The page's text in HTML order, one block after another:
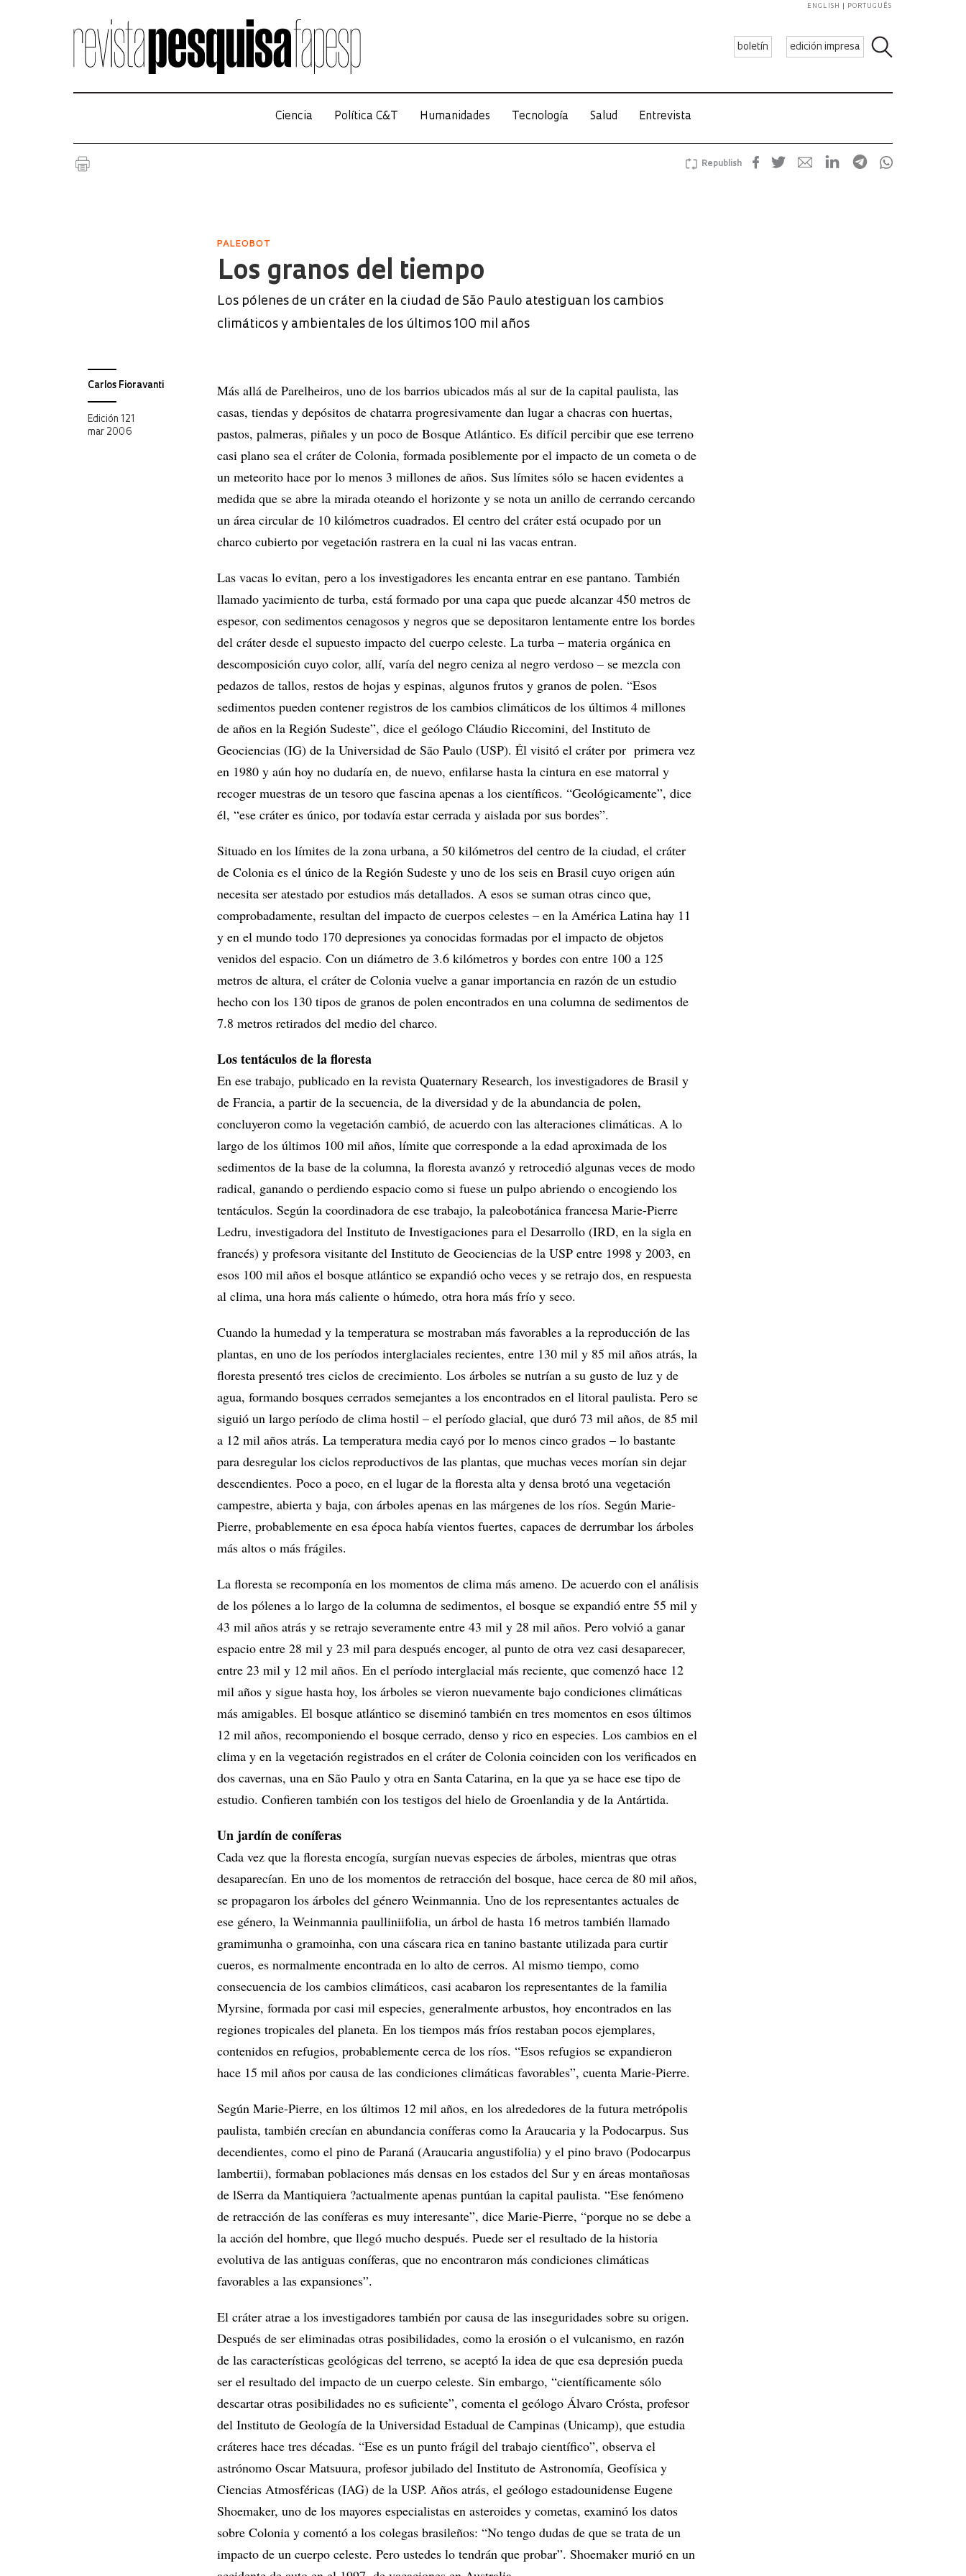
boletín edición impresa
ENGLISH PORTUGUÊS
Ciencia Política C&T Humanidades Tecnología Salud Entrevista
Republish
PALEOBOT
Los granos del tiempo
Los pólenes de un cráter en la ciudad de São Paulo atestiguan los cambios
climáticos y ambientales de los últimos 100 mil años
Carlos Fioravanti
Edición 121
mar 2006
Más allá de Parelheiros, uno de los barrios ubicados más al sur de la capital paulista, las
casas, tiendas y depósitos de chatarra progresivamente dan lugar a chacras con huertas,
pastos, palmeras, piñales y un poco de Bosque Atlántico. Es difícil percibir que ese terreno
casi plano sea el cráter de Colonia, formada posiblemente por el impacto de un cometa o de
un meteorito hace por lo menos 3 millones de años. Sus límites sólo se hacen evidentes a
medida que se abre la mirada oteando el horizonte y se nota un anillo de cerrando cercando
un área circular de 10 kilómetros cuadrados. El centro del cráter está ocupado por un
charco cubierto por vegetación rastrera en la cual ni las vacas entran.
Las vacas lo evitan, pero a los investigadores les encanta entrar en ese pantano. También
llamado yacimiento de turba, está formado por una capa que puede alcanzar 450 metros de
espesor, con sedimentos cenagosos y negros que se depositaron lentamente entre los bordes
del cráter desde el supuesto impacto del cuerpo celeste. La turba – materia orgánica en
descomposición cuyo color, allí, varía del negro ceniza al negro verdoso – se mezcla con
pedazos de tallos, restos de hojas y espinas, algunos frutos y granos de polen. “Esos
sedimentos pueden contener registros de los cambios climáticos de los últimos 4 millones
de años en la Región Sudeste”, dice el geólogo Cláudio Riccomini, del Instituto de
Geociencias (IG) de la Universidad de São Paulo (USP). Él visitó el cráter por primera vez
en 1980 y aún hoy no dudaría en, de nuevo, enfilarse hasta la cintura en ese matorral y
recoger muestras de un tesoro que fascina apenas a los científicos. “Geológicamente”, dice
él, “ese cráter es único, por todavía estar cerrada y aislada por sus bordes”.
Situado en los límites de la zona urbana, a 50 kilómetros del centro de la ciudad, el cráter
de Colonia es el único de la Región Sudeste y uno de los seis en Brasil cuyo origen aún
necesita ser atestado por estudios más detallados. A esos se suman otras cinco que,
comprobadamente, resultan del impacto de cuerpos celestes – en la América Latina hay 11
y en el mundo todo 170 depresiones ya conocidas formadas por el impacto de objetos
venidos del espacio. Con un diámetro de 3.6 kilómetros y bordes con entre 100 a 125
metros de altura, el cráter de Colonia vuelve a ganar importancia en razón de un estudio
hecho con los 130 tipos de granos de polen encontrados en una columna de sedimentos de
7.8 metros retirados del medio del charco.
Los tentáculos de la floresta
En ese trabajo, publicado en la revista Quaternary Research, los investigadores de Brasil y
de Francia, a partir de la secuencia, de la diversidad y de la abundancia de polen,
concluyeron como la vegetación cambió, de acuerdo con las alteraciones climáticas. A lo
largo de los últimos 100 mil años, límite que corresponde a la edad aproximada de los
sedimentos de la base de la columna, la floresta avanzó y retrocedió algunas veces de modo
radical, ganando o perdiendo espacio como si fuese un pulpo abriendo o encogiendo los
tentáculos. Según la coordinadora de ese trabajo, la paleobotánica francesa Marie-Pierre
Ledru, investigadora del Instituto de Investigaciones para el Desarrollo (IRD, en la sigla en
francés) y profesora visitante del Instituto de Geociencias de la USP entre 1998 y 2003, en
esos 100 mil años el bosque atlántico se expandió ocho veces y se retrajo dos, en respuesta
al clima, una hora más caliente o húmedo, otra hora más frío y seco.
Cuando la humedad y la temperatura se mostraban más favorables a la reproducción de las
plantas, en uno de los períodos interglaciales recientes, entre 130 mil y 85 mil años atrás, la
floresta presentó tres ciclos de crecimiento. Los árboles se nutrían a su gusto de luz y de
agua, formando bosques cerrados semejantes a los encontrados en el litoral paulista. Pero se
siguió un largo período de clima hostil – el período glacial, que duró 73 mil años, de 85 mil
a 12 mil años atrás. La temperatura media cayó por lo menos cinco grados – lo bastante
para desregular los ciclos reproductivos de las plantas, que muchas veces morían sin dejar
descendientes. Poco a poco, en el lugar de la floresta alta y densa brotó una vegetación
campestre, abierta y baja, con árboles apenas en las márgenes de los ríos. Según Marie-
Pierre, probablemente en esa época había vientos fuertes, capaces de derrumbar los árboles
más altos o más frágiles.
La floresta se recomponía en los momentos de clima más ameno. De acuerdo con el análisis
de los pólenes a lo largo de la columna de sedimentos, el bosque se expandió entre 55 mil y
43 mil años atrás y se retrajo severamente entre 43 mil y 28 mil años. Pero volvió a ganar
espacio entre 28 mil y 23 mil para después encoger, al punto de otra vez casi desaparecer,
entre 23 mil y 12 mil años. En el período interglacial más reciente, que comenzó hace 12
mil años y sigue hasta hoy, los árboles se vieron nuevamente bajo condiciones climáticas
más amigables. El bosque atlántico se diseminó también en tres momentos en esos últimos
12 mil años, recomponiendo el bosque cerrado, denso y rico en especies. Los cambios en el
clima y en la vegetación registrados en el cráter de Colonia coinciden con los verificados en
dos cavernas, una en São Paulo y otra en Santa Catarina, en la que ya se hace ese tipo de
estudio. Confieren también con los testigos del hielo de Groenlandia y de la Antártida.
Un jardín de coníferas
Cada vez que la floresta encogía, surgían nuevas especies de árboles, mientras que otras
desaparecían. En uno de los momentos de retracción del bosque, hace cerca de 80 mil años,
se propagaron los árboles del género Weinmannia. Uno de los representantes actuales de
ese género, la Weinmannia paulliniifolia, un árbol de hasta 16 metros también llamado
gramimunha o gramoinha, con una cáscara rica en tanino bastante utilizada para curtir
cueros, es normalmente encontrada en lo alto de cerros. Al mismo tiempo, como
consecuencia de los cambios climáticos, casi acabaron los representantes de la familia
Myrsine, formada por casi mil especies, generalmente arbustos, hoy encontrados en las
regiones tropicales del planeta. En los tiempos más fríos restaban pocos ejemplares,
contenidos en refugios, probablemente cerca de los ríos. “Esos refugios se expandieron
hace 15 mil años por causa de las condiciones climáticas favorables”, cuenta Marie-Pierre.
Según Marie-Pierre, en los últimos 12 mil años, en los alrededores de la futura metrópolis
paulista, también crecían en abundancia coníferas como la Araucaria y la Podocarpus. Sus
decendientes, como el pino de Paraná (Araucaria angustifolia) y el pino bravo (Podocarpus
lambertii), formaban poblaciones más densas en los estados del Sur y en áreas montañosas
de lSerra da Mantiquiera ?actualmente apenas puntúan la capital paulista. “Ese fenómeno
de retracción de las coníferas es muy interesante”, dice Marie-Pierre, “porque no se debe a
la acción del hombre, que llegó mucho después. Puede ser el resultado de la historia
evolutiva de las antiguas coníferas, que no encontraron más condiciones climáticas
favorables a las expansiones”.
El cráter atrae a los investigadores también por causa de las inseguridades sobre su origen.
Después de ser eliminadas otras posibilidades, como la erosión o el vulcanismo, en razón
de las características geológicas del terreno, se aceptó la idea de que esa depresión pueda
ser el resultado del impacto de un cuerpo celeste. Sin embargo, “científicamente sólo
descartar otras posibilidades no es suficiente”, comenta el geólogo Álvaro Crósta, profesor
del Instituto de Geología de la Universidad Estadual de Campinas (Unicamp), que estudia
cráteres hace tres décadas. “Ese es un punto frágil del trabajo científico”, observa el
astrónomo Oscar Matsuura, profesor jubilado del Instituto de Astronomía, Geofísica y
Ciencias Atmosféricas (IAG) de la USP. Años atrás, el geólogo estadounidense Eugene
Shoemaker, uno de los mayores especialistas en asteroides y cometas, examinó los datos
sobre Colonia y comentó a los colegas brasileños: “No tengo dudas de que se trata de un
impacto de un cuerpo celeste. Pero ustedes lo tendrán que probar”. Shoemaker murió en un